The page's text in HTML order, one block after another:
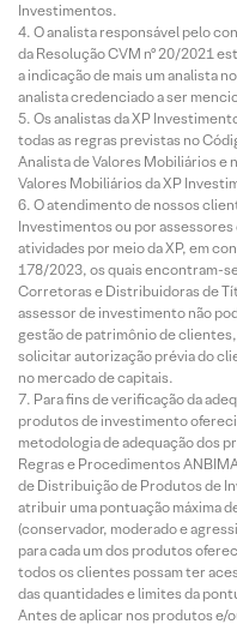
Investimentos.
O analista responsável pelo
da Resolução CVM nº 20/2021
a indicação de mais um analista
analista credenciado a ser
Os analistas da XP
todas as regras previstas no
Analista de Valores Mobiliários e
Valores Mobiliários da XP
O atendimento de nossos
Investimentos ou por
atividades por meio da XP, em
178/2023, os quais encontram-
Corretoras e Distribuidoras de
assessor de investimento não
gestão de patrimônio de
solicitar autorização prévia do
no mercado de capitais.
Para fins de verificação da
produtos de investimento
metodologia de adequação dos
Regras e Procedimentos
de Distribuição de Produtos de
atribuir uma pontuação máxima
(conservador, moderado e
para cada um dos produtos
todos os clientes possam ter
das quantidades e limites da
Antes de aplicar nos produtos